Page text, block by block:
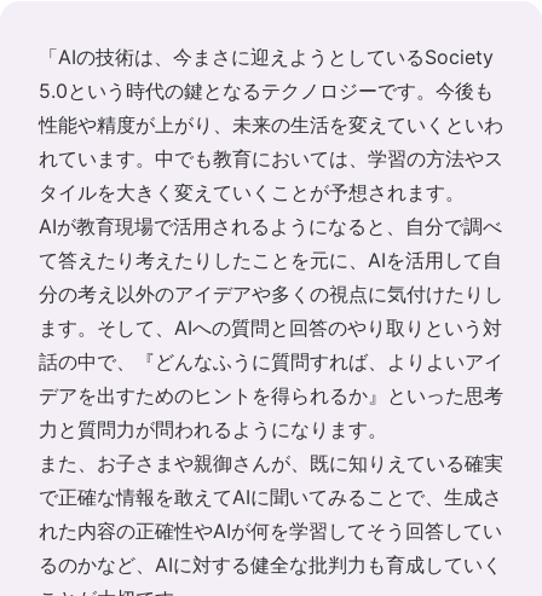
「AIの技術は、今まさに迎えようとしているSociety
5.0という時代の鍵となるテクノロジーです。今後も
性能や精度が上がり、未来の生活を変えていくといわ
れています。中でも教育においては、学習の方法やス
タイルを大きく変えていくことが予想されます。
AIが教育現場で活用されるようになると、自分で調べ
て答えたり考えたりしたことを元に、AIを活用して自
分の考え以外のアイデアや多くの視点に気付けたりし
ます。そして、AIへの質問と回答のやり取りという対
話の中で、『どんなふうに質問すれば、よりよいアイ
デアを出すためのヒントを得られるか』といった思考
力と質問力が問われるようになります。
また、お子さまや親御さんが、既に知りえている確実
で正確な情報を敢えてAIに聞いてみることで、生成さ
れた内容の正確性やAIが何を学習してそう回答してい
るのかなど、AIに対する健全な批判力も育成していく